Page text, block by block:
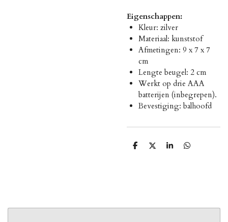
Eigenschappen:
Kleur: zilver
Materiaal: kunststof
Afmetingen: 9 x 7 x 7
cm
Lengte beugel: 2 cm
Werkt op drie AAA
batterijen (inbegrepen).
Bevestiging: balhoofd
D
D
S
D